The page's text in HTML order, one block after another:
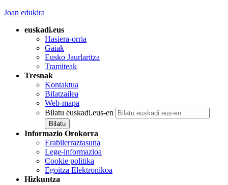
Joan edukira
euskadi.eus
Hasiera-orria
Gaiak
Eusko Jaurlaritza
Tramiteak
Tresnak
Kontaktua
Bilatzailea
Web-mapa
Bilatu euskadi.eus-en
Informazio Orokorra
Erabilerraztasuna
Lege-informazioa
Cookie politika
Egoitza Elektronikoa
Hizkuntza